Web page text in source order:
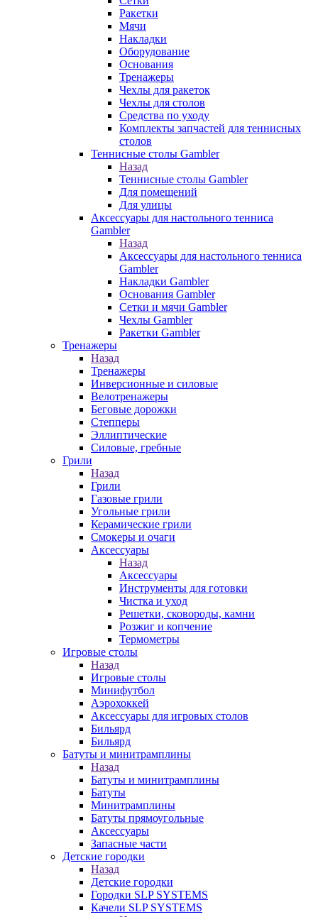
Ракетки
Мячи
Накладки
Оборудование
Основания
Тренажеры
Чехлы для ракеток
Чехлы для столов
Средства по уходу
Комплекты запчастей для теннисных
столов
Теннисные столы Gambler
Назад
Теннисные столы Gambler
Для помещений
Для улицы
Аксессуары для настольного тенниса
Gambler
Назад
Аксессуары для настольного тенниса
Gambler
Накладки Gambler
Основания Gambler
Сетки и мячи Gambler
Чехлы Gambler
Ракетки Gambler
Тренажеры
Назад
Тренажеры
Инверсионные и силовые
Велотренажеры
Беговые дорожки
Степперы
Эллиптические
Силовые, гребные
Грили
Назад
Грили
Газовые грили
Угольные грили
Керамические грили
Смокеры и очаги
Аксессуары
Назад
Аксессуары
Инструменты для готовки
Чистка и уход
Решетки, сковороды, камни
Розжиг и копчение
Термометры
Игровые столы
Назад
Игровые столы
Минифутбол
Аэрохоккей
Аксессуары для игровых столов
Бильяpд
Бильяpд
Батуты и минитрамплины
Назад
Батуты и минитрамплины
Батуты
Минитрамплины
Батуты прямоугольные
Аксессуары
Запасные части
Детские городки
Назад
Детские городки
Городки SLP SYSTEMS
Качели SLP SYSTEMS